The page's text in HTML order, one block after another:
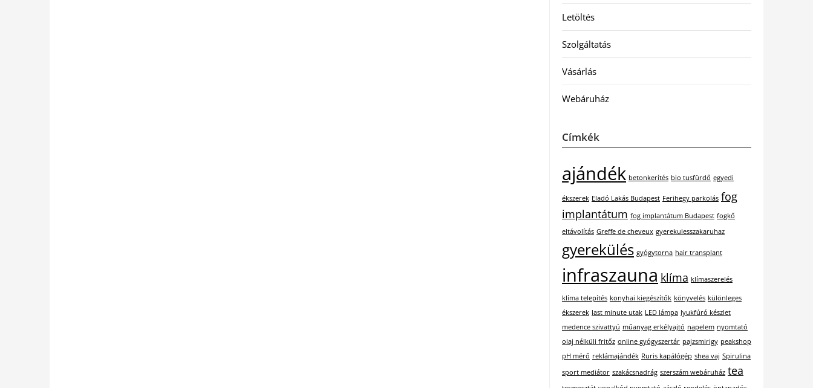
Letöltés
Szolgáltatás
Vásárlás
Webáruház
Címkék
ajándék betonkerítés bio tusfürdő egyedi
ékszerek Eladó Lakás Budapest Ferihegy parkolás fog
implantátum fog implantátum Budapest fogkő
eltávolítás Greffe de cheveux gyerekulesszakaruhaz
gyerekülés gyógytorna hair transplant
infraszauna klíma klímaszerelés
klíma telepítés konyhai kiegészítők könyvelés különleges
ékszerek last minute utak LED lámpa lyukfúró készlet
medence szivattyú műanyag erkélyajtó napelem nyomtató
olaj nélküli fritőz online gyógyszertár pajzsmirigy peakshop
pH mérő reklámajándék Ruris kapálógép shea vaj Spirulina
sport mediátor szakácsnadrág szerszám webáruház tea